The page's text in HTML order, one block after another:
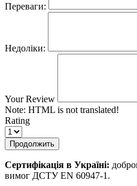
Переваги:
Недоліки:
Your Review
Note: HTML is not translated!
Rating
Продолжить
Сертифікація в Україні:
вимог ДСТУ EN 60947-1.